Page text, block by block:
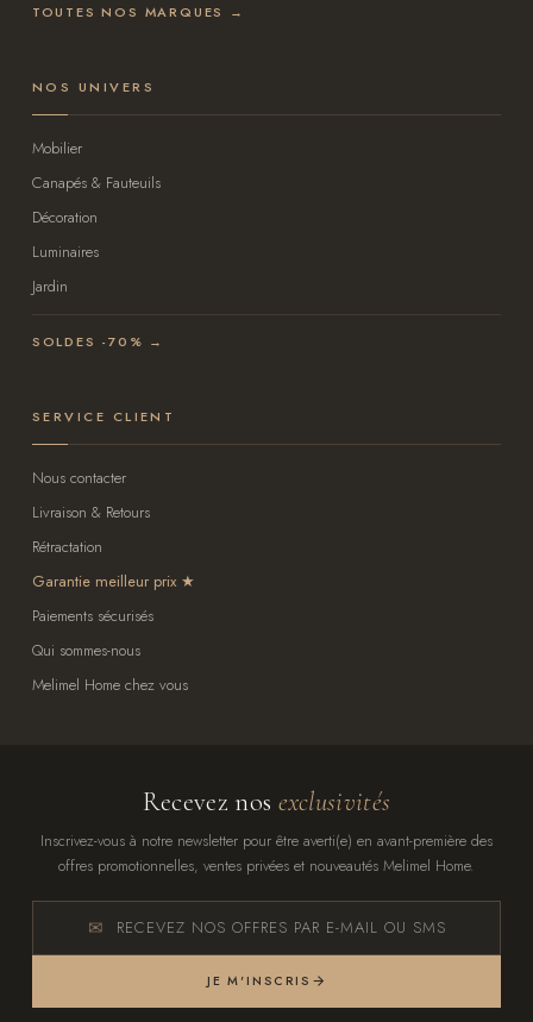
TOUTES NOS MARQUES →
NOS UNIVERS
Mobilier
Canapés & Fauteuils
Décoration
Luminaires
Jardin
SOLDES -70% →
SERVICE CLIENT
Nous contacter
Livraison & Retours
Rétractation
Garantie meilleur prix
Paiements sécurisés
Qui sommes-nous
Melimel Home chez vous
Recevez nos exclusivités
Inscrivez-vous à notre newsletter pour être averti(e) en avant-première des
offres promotionnelles, ventes privées et nouveautés Melimel Home.
RECEVEZ NOS OFFRES PAR E-MAIL OU SMS
JE M'INSCRIS